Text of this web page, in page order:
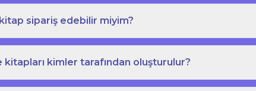
sipariş edebilir miyim?
kimler tarafından oluşturulur?